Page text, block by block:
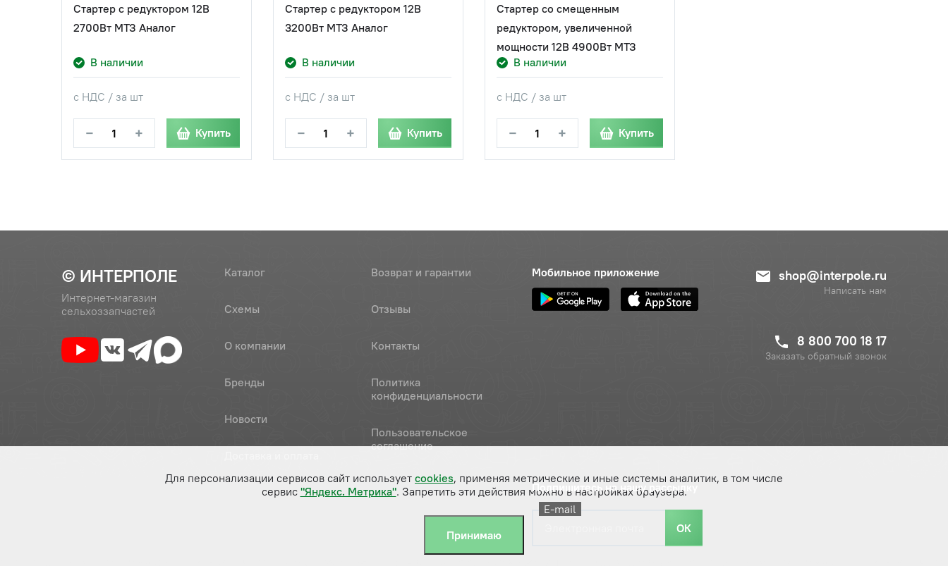
Стартер с редуктором 12В
2700Вт МТЗ Аналог
В наличии
с НДС / за шт
− + Купить
Стартер с редуктором 12В
3200Вт МТЗ Аналог
В наличии
с НДС / за шт
− + Купить
Стартер со смещенным
редуктором, увеличенной
мощности 12В 4900Вт МТЗ
В наличии
с НДС / за шт
− + Купить
© ИНТЕРПОЛЕ
Интернет-магазин
сельхоззапчастей
Каталог
Схемы
О компании
Бренды
Новости
Возврат и гарантии
Отзывы
Контакты
Политика
конфиденциальности
Пользовательское
соглашение
Мобильное приложение shop@interpole.ru
Написать нам
8 800 700 18 17
Заказать обратный звонок
Подпишитесь на нашу рассылку
E-mail
ОК
Для персонализации сервисов сайт использует cookies, применяя метрические и иные системы аналитик, в том числе
сервис "Яндекс. Метрика". Запретить эти действия можно в настройках браузера.
Принимаю